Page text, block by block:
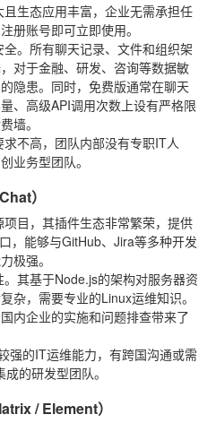
生态应用丰富，企业无需承担任
册账号即可立即使用。
。所有聊天记录、文件和组织架
对于金融、研发、咨询等数据敏
隐患。同时，免费版通常在聊天
、高级API调用次数上设有严格限
墙。
不高，团队内部没有专职IT人
业务型团队。
）
目，其插件生态非常繁荣，提供
，能够与GitHub、Jira等多种开发
极强。
其基于Node.js的架构对服务器资
杂，需要专业的Linux运维知识。
内企业的实施和问题排查带来了
强的IT运维能力，有跨国沟通或需
的研发型团队。
/ Element）